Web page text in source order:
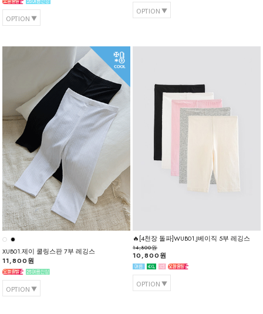
OPTION
OPTION
XUB01.제이 쿨링스판 7부 레깅스
11,800원
OPTION
🔥[4천장 돌파]WUB01.J베이직 5부 레깅스
14,800원
10,800원
OPTION